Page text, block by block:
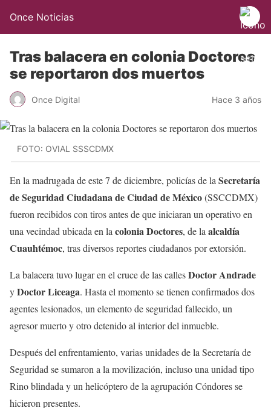
Once Noticias
Tras balacera en colonia Doctores
se reportaron dos muertos
Once Digital Hace 3 años
FOTO: OVIAL SSSCDMX
En la madrugada de este 7 de diciembre, policías de la Secretaría
de Seguridad Ciudadana de Ciudad de México(SSCCDMX)
fueron recibidos con tiros antes de que iniciaran un operativo en
una vecindad ubicada en la colonia Doctores, de la alcaldía
Cuauhtémoc, tras diversos reportes ciudadanos por extorsión.
La balacera tuvo lugar en el cruce de las callesDoctor Andrade
yDoctor Liceaga. Hasta el momento se tienen confirmados dos
agentes lesionados, un elemento de seguridad fallecido, un
agresor muerto y otro detenido al interior del inmueble.
Después del enfrentamiento, varias unidades de la Secretaría de
Seguridad se sumaron a la movilización, incluso una unidad tipo
Rino blindada y un helicóptero de la agrupación Cóndores se
hicieron presentes.